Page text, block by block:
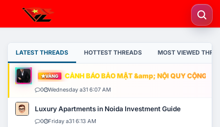
LATEST THREADS HOTTEST THREADS MOST VIEWED
VÀNG CẢNH BÁO BẢO MẬT &amp; NỘI QUY CỘNG
0 Wednesday a31 6:07 AM
Luxury Apartments in Noida Investment Guide
0 Friday a31 6:13 AM